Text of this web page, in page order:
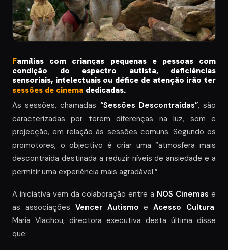
Famílias com crianças pequenas e pessoas com
condição do espectro autista, deficiências
sensoriais, intelectuais ou défice de atenção irão ter
sessões de cinema dedicadas.
As sessões, chamadas “Sessões Descontraídas”, são
caracterizadas por terem diferenças na luz, som e
projecção, em relação às sessões comuns. Segundo os
promotores, o objectivo é criar uma “atmosfera mais
descontraída destinada a reduzir níveis de ansiedade e a
permitir uma experiência mais agradável.”
A iniciativa vem da colaboração entre a NOS Cinemas e
as associações Vencer Autismo eAcesso Cultura.
Maria Vlachou, directora executiva desta última disse
que: